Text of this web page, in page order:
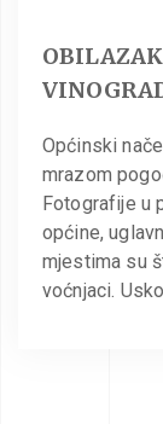
Općinski
mrazom
Fotografije u
općine,
mjestima su
voćnjaci.